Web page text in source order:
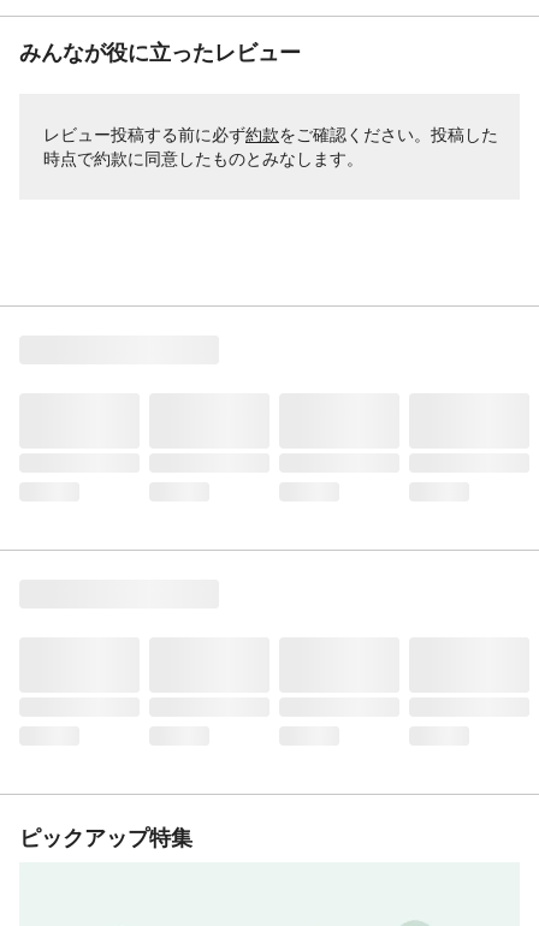
みんなが役に立ったレビュー
レビュー投稿する前に必ず約款をご確認ください。投稿した
時点で約款に同意したものとみなします。
ピックアップ特集